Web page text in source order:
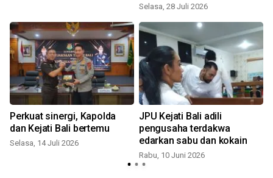
Selasa, 28 Juli 2026
Perkuat sinergi, Kapolda
dan Kejati Bali bertemu
Selasa, 14 Juli 2026
JPU Kejati Bali adili
pengusaha terdakwa
edarkan sabu dan kokain
Rabu, 10 Juni 2026